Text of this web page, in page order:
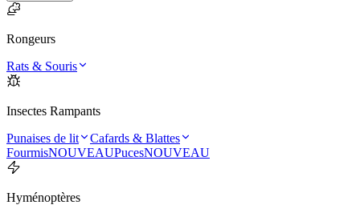
Rongeurs
Rats & Souris
Insectes Rampants
Punaises de lit
Cafards & Blattes
FourmisNOUVEAUPucesNOUVEAU
Hyménoptères